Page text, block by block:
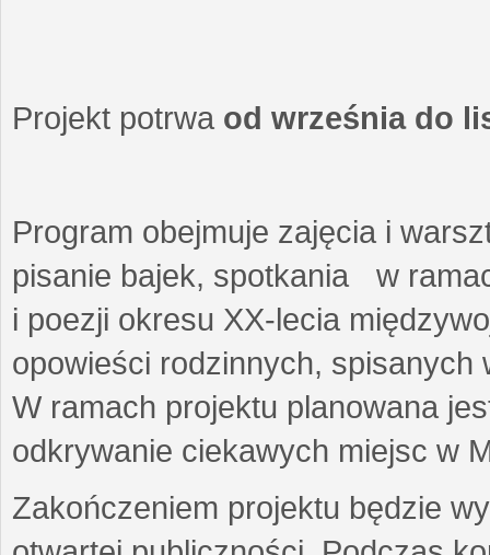
Projekt potrwa od września do
Program obejmuje zajęcia i
pisanie bajek, spotkania w
i poezji okresu XX-lecia
opowieści rodzinnych,
W ramach projektu planowana
odkrywanie ciekawych miejsc w
Zakończeniem projektu będzie